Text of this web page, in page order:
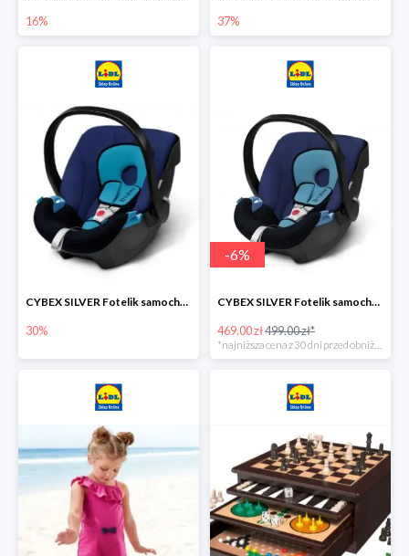
16% 37%
CYBEX SILVER Fotelik samochodowy -30%
30%
-6%
CYBEX SILVER Fotelik samochodowy + dostawa gratis!
469.00 zł499.00 zł*
*najniższa cena z 30 dni przed obniżką